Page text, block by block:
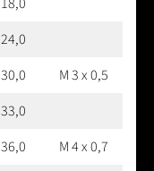
24,0
30,0
M 3 x 0,5
33,0
36,0
M 4 x 0,7